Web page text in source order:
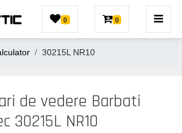
0 0
30215L NR10
de vedere Barbati
30215L NR10